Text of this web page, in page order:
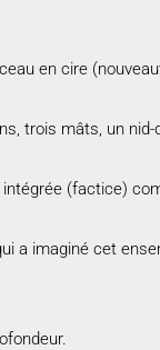
en cire
trois mâts, un
(factice)
a imaginé cet